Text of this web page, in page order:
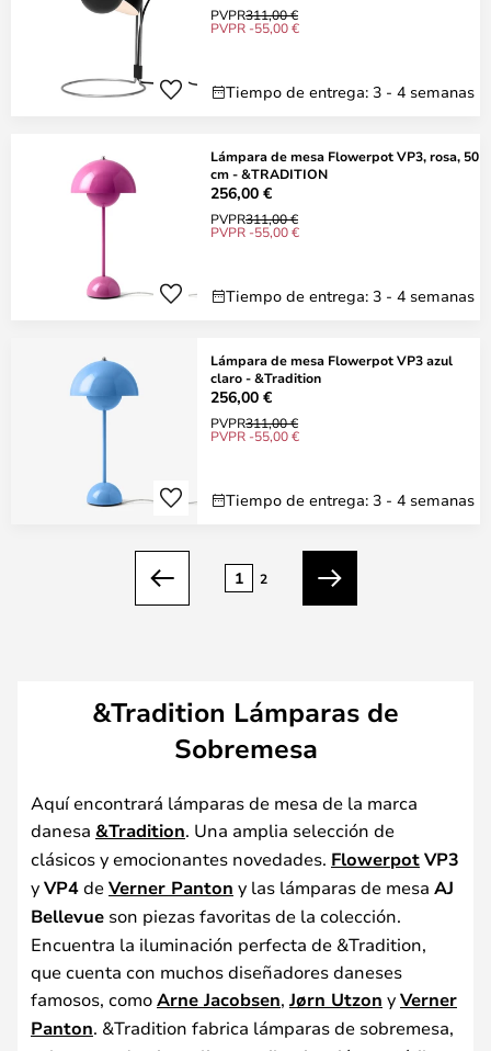
PVPR311,00 €
PVPR -55,00 €
Tiempo de entrega: 3 - 4 semanas
Lámpara de mesa Flowerpot VP3, rosa, 50
cm - &TRADITION
256,00 €
PVPR311,00 €
PVPR -55,00 €
Tiempo de entrega: 3 - 4 semanas
Lámpara de mesa Flowerpot VP3 azul
claro - &Tradition
256,00 €
PVPR311,00 €
PVPR -55,00 €
Tiempo de entrega: 3 - 4 semanas
Anterior
1 2
Siguiente
&Tradition Lámparas de
Sobremesa
Aquí encontrará lámparas de mesa de la marca
danesa &Tradition. Una amplia selección de
clásicos y emocionantes novedades. FlowerpotVP3
yVP4deVerner Panton y las lámparas de mesa AJ
Bellevue son piezas favoritas de la colección.
Encuentra la iluminación perfecta de &Tradition,
que cuenta con muchos diseñadores daneses
famosos, comoArne Jacobsen, Jørn Utzon yVerner
Panton. &Tradition fabrica lámparas de sobremesa,